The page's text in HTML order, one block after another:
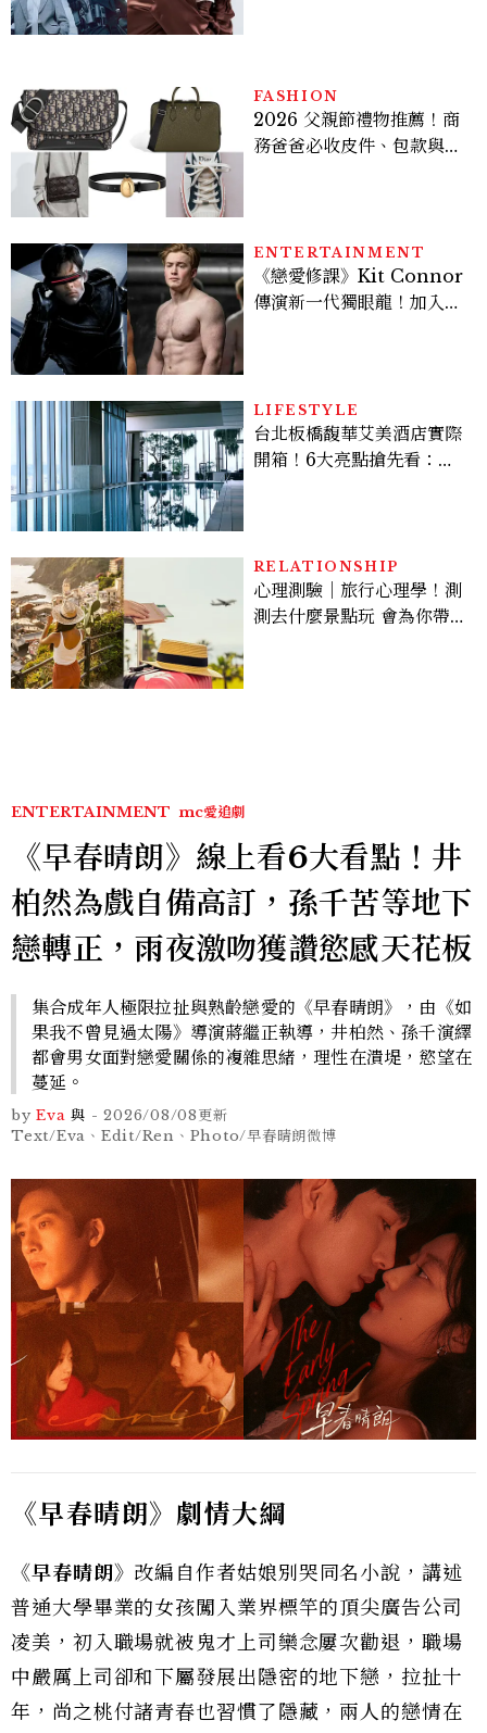
FASHION
2026 父親節禮物推薦！商
務爸爸必收皮件、包款與鞋
ENTERTAINMENT
《戀愛修課》Kit Connor
傳演新一代獨眼龍！加入新
LIFESTYLE
台北板橋馥華艾美酒店實際
開箱！6大亮點搶先看：新
RELATIONSHIP
心理測驗｜旅行心理學！測
測去什麼景點玩 會為你帶來
ENTERTAINMENT mc愛追劇
《早春晴朗》線上看6大看點！井
柏然為戲自備高訂，孫千苦等地下
戀轉正，雨夜激吻獲讚慾感天花板
集合成年人極限拉扯與熟齡戀愛的《早春晴朗》，由《如
果我不曾見過太陽》導演蔣繼正執導，井柏然、孫千演繹
都會男女面對戀愛關係的複雜思緒，理性在潰堤，慾望在
蔓延。
by Eva 與 -2026/08/08更新
Text/Eva、Edit/Ren、Photo/早春晴朗微博
《早春晴朗》劇情大綱
《早春晴朗》 改編自作者姑娘別哭同名小說，講述
普通大學畢業的女孩闖入業界標竿的頂尖廣告公司
凌美，初入職場就被鬼才上司欒念屢次勸退，職場
中嚴厲上司卻和下屬發展出隱密的地下戀，拉扯十
年，尚之桃付諸青春也習慣了隱藏，兩人的戀情在